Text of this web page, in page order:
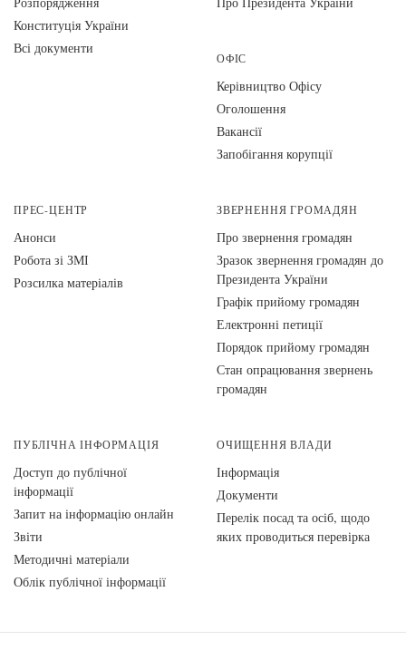
Конституція України
Всі документи
ОФІС
Керівництво Офісу
Оголошення
Вакансії
Запобігання корупції
ПРЕС-ЦЕНТР
Анонси
Робота зі ЗМІ
Розсилка матеріалів
ЗВЕРНЕННЯ ГРОМАДЯН
Про звернення громадян
Зразок звернення громадян до
Президента України
Графік прийому громадян
Електронні петиції
Порядок прийому громадян
Стан опрацювання звернень
громадян
ПУБЛІЧНА ІНФОРМАЦІЯ
Доступ до публічної
інформації
Запит на інформацію онлайн
Звіти
Методичні матеріали
Облік публічної інформації
ОЧИЩЕННЯ ВЛАДИ
Інформація
Документи
Перелік посад та осіб, щодо
яких проводиться перевірка